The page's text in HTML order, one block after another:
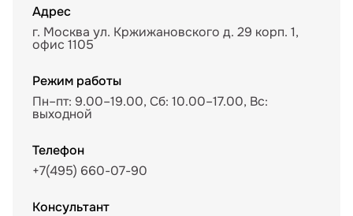
Адрес
г. Москва ул. Кржижановского д. 29 корп. 1,
офис 1105
Режим работы
Пн–пт: 9.00–19.00, Сб: 10.00–17.00, Вс:
выходной
Телефон
+7(495) 660-07-90
Консультант